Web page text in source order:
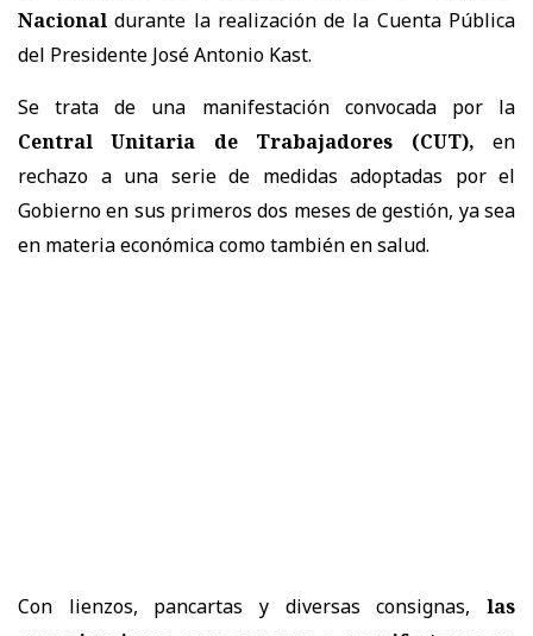
Nacional durante la realización de la Cuenta Pública
del Presidente José Antonio Kast.
Se trata de una manifestación convocada por la
Central Unitaria de Trabajadores (CUT), en
rechazo a una serie de medidas adoptadas por el
Gobierno en sus primeros dos meses de gestión, ya sea
en materia económica como también en salud.
Con lienzos, pancartas y diversas consignas, las